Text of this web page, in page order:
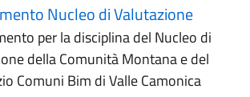
Nucleo di Valutazione
per la disciplina del Nucleo di
della Comunità Montana e del
Comuni Bim di Valle Camonica